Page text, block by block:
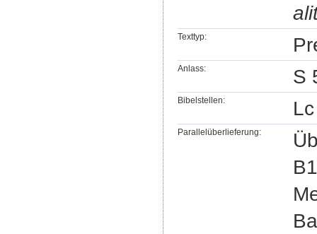
Texttyp:
Anlass: S
Bibelstellen:
Parallelüberlieferung: